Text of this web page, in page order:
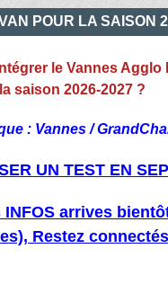
POUR LA SAISON
le Vannes Agglo
la saison 2026-2027 ?
: Vannes /
UN TEST EN
INFOS arrives
Restez